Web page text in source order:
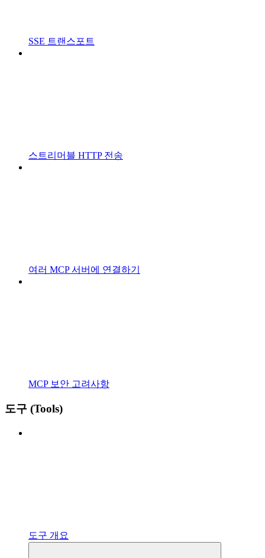
SSE 트랜스포트
스트리머블 HTTP 전송
여러 MCP 서버에 연결하기
MCP 보안 고려사항
도구 (Tools)
도구 개요